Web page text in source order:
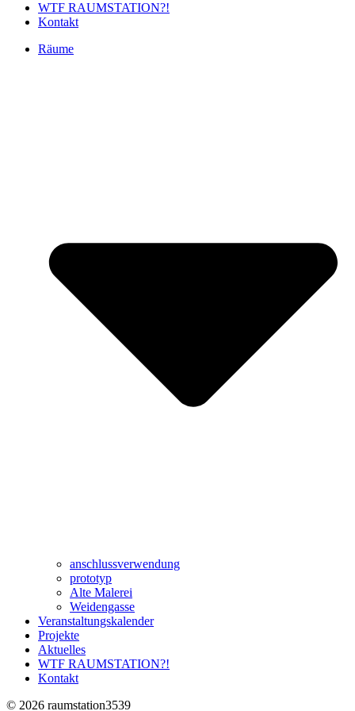
WTF RAUMSTATION?!
Kontakt
Räume
anschlussverwendung
prototyp
Alte Malerei
Weidengasse
Veranstaltungskalender
Projekte
Aktuelles
WTF RAUMSTATION?!
Kontakt
© 2026 raumstation3539